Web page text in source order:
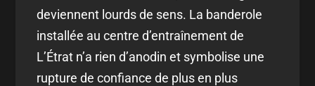
deviennent lourds de sens. La banderole
installée au centre d’entraînement de
L’Étrat n’a rien d’anodin et symbolise une
rupture de confiance de plus en plus